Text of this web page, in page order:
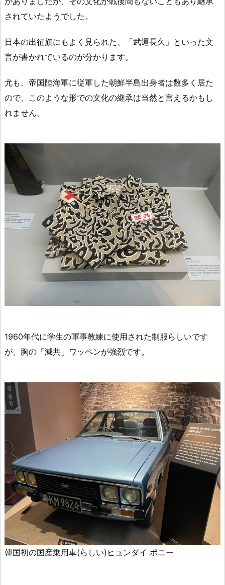
されていたようでした。
日本の出征旗にもよく見られた、「武運長久」といった文
言が書かれているのが分かります。
尤も、帝国陸海軍に従軍した朝鮮半島出身者は数多く居た
ので、このような形での文化の継承は当然と言えるかもし
れません。
1960年代に学生の軍事教練に使用された制服らしいです
が、胸の「滅共」ワッペンが強烈です。
韓国初の国産乗用車(らしい)ヒュンダイ ポニー